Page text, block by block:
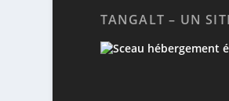
TANGALT – UN